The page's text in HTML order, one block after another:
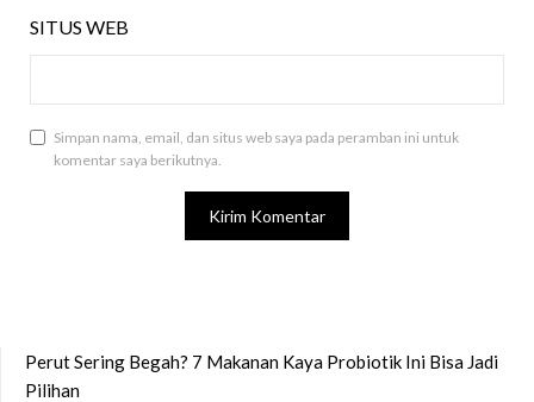
SITUS WEB
Simpan nama, email, dan situs web saya pada peramban ini untuk
komentar saya berikutnya.
Perut Sering Begah? 7 Makanan Kaya Probiotik Ini Bisa Jadi
Pilihan